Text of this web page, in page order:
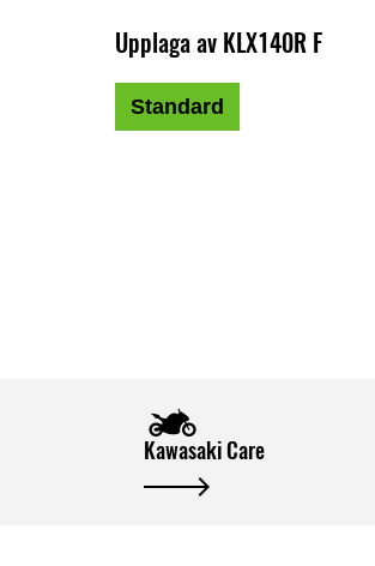
Upplaga av KLX140R F
Standard
Kawasaki Care